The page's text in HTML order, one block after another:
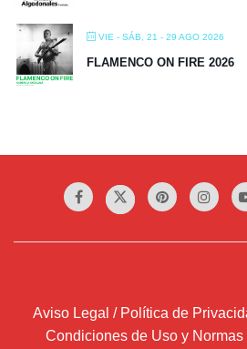
VIE - SÁB, 21 - 29 AGO 2026
FLAMENCO ON FIRE 2026
Aviso Legal / Política de
Condiciones de Uso y